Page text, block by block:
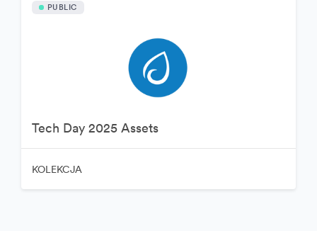
PUBLIC
Tech Day 2025 Assets
KOLEKCJA